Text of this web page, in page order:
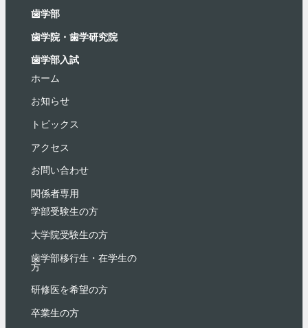
⻭学部
歯学院・⻭学研究院
歯学部入試
ホーム
お知らせ
トピックス
アクセス
お問い合わせ
関係者専用
学部受験⽣の⽅
大学院受験生の方
歯学部移行生・在学⽣の
⽅
研修医を希望の方
卒業生の方